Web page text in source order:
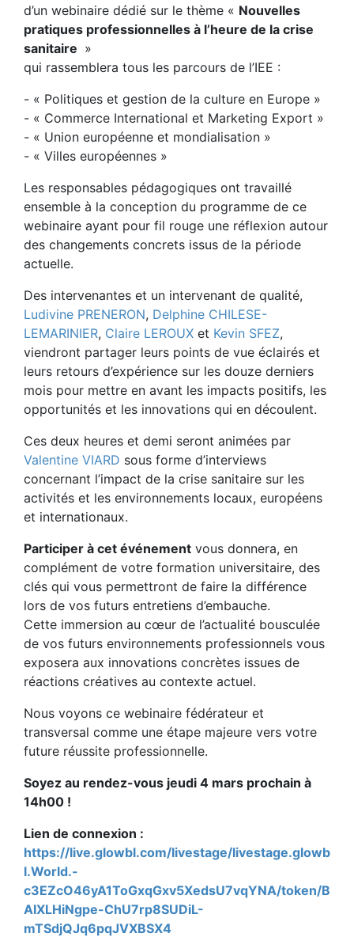
d’un webinaire dédié sur le thème « Nouvelles
pratiques professionnelles à l’heure de la crise
sanitaire »
qui rassemblera tous les parcours de l’IEE :
- « Politiques et gestion de la culture en Europe »
- « Commerce International et Marketing Export »
- « Union européenne et mondialisation »
- « Villes européennes »
Les responsables pédagogiques ont travaillé
ensemble à la conception du programme de ce
webinaire ayant pour fil rouge une réflexion autour
des changements concrets issus de la période
actuelle.
Des intervenantes et un intervenant de qualité,
Ludivine PRENERON, Delphine CHILESE-
LEMARINIER, Claire LEROUX et Kevin SFEZ,
viendront partager leurs points de vue éclairés et
leurs retours d’expérience sur les douze derniers
mois pour mettre en avant les impacts positifs, les
opportunités et les innovations qui en découlent.
Ces deux heures et demi seront animées par
Valentine VIARD sous forme d’interviews
concernant l’impact de la crise sanitaire sur les
activités et les environnements locaux, européens
et internationaux.
Participer à cet événement vous donnera, en
complément de votre formation universitaire, des
clés qui vous permettront de faire la différence
lors de vos futurs entretiens d’embauche.
Cette immersion au cœur de l’actualité bousculée
de vos futurs environnements professionnels vous
exposera aux innovations concrètes issues de
réactions créatives au contexte actuel.
Nous voyons ce webinaire fédérateur et
transversal comme une étape majeure vers votre
future réussite professionnelle.
Soyez au rendez-vous jeudi 4 mars prochain à
14h00 !
Lien de connexion :
https://live.glowbl.com/livestage/livestage.glowb
l.World.-
c3EZcO46yA1ToGxqGxv5XedsU7vqYNA/token/B
AIXLHiNgpe-ChU7rp8SUDiL-
mTSdjQJq6pqJVXBSX4